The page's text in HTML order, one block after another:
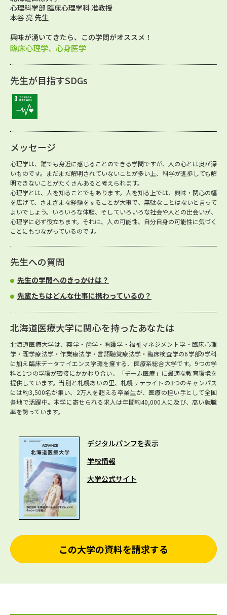
心理科学部 臨床心理学科 准教授
本谷 亮 先生
興味が湧いてきたら、この学問がオススメ！
臨床心理学、心身医学
先生が目指すSDGs
メッセージ
心理学は、誰でも身近に感じることのできる学問ですが、人の心とは奥が深
いものです。まだまだ解明されていないことが多い上、科学が進歩しても解
明できないことがたくさんあると考えられます。
心理学とは、人を知ることでもあります。人を知る上では、興味・関心の幅
を広げて、さまざまな経験をすることが大事で、無駄なことはないと言って
よいでしょう。いろいろな体験、そしていろいろな社会や人との出会いが、
心理学に必ず役立ちます。それは、人の可能性、自分自身の可能性に気づく
ことにもつながっているのです。
先生への質問
先生の学問へのきっかけは？
先輩たちはどんな仕事に携わっているの？
北海道医療大学に関心を持ったあなたは
北海道医療大学は、薬学・歯学・看護学・福祉マネジメント学・臨床心理
学・理学療法学・作業療法学・言語聴覚療法学・臨床検査学の6学部9学科
に加え臨床データサイエンス学環を擁する、医療系総合大学です。9つの学
科と1つの学環が密接にかかわり合い、「チーム医療」に最適な教育環境を
提供しています。当別と札幌あいの里、札幌サテライトの3つのキャンパス
には約3,500名が集い、2万人を超える卒業生が、医療の担い手として全国
各地で活躍中。本学に寄せられる求人は年間約40,000人に及び、高い就職
率を誇っています。
デジタルパンフを表示
学校情報
大学公式サイト
この大学の資料を請求する